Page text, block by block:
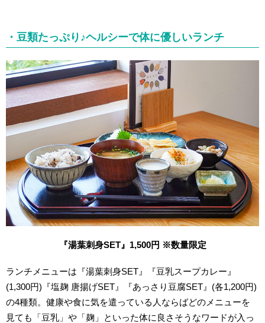
・豆類たっぷり♪ヘルシーで体に優しいランチ
『湯葉刺身SET』1,500円 ※数量限定
ランチメニューは『湯葉刺身SET』『豆乳スープカレー』
(1,300円)『塩麹 唐揚げSET』『あっさり豆腐SET』(各1,200円)
の4種類。健康や食に気を遣っている人ならばどのメニューを
見ても「豆乳」や「麹」といった体に良さそうなワードが入っ